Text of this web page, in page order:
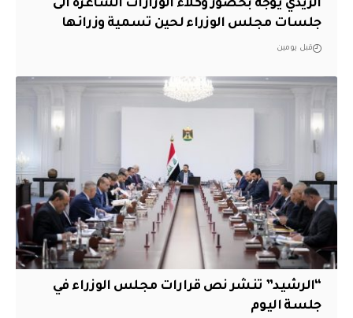
الزيدي يوجه بحضور وكلاء الوزارات الشاغرة الى
جلسات مجلس الوزراء لحين تسمية وزرائها
قبل يومين
“الرشيد” تنشر نص قرارات مجلس الوزراء في
جلسة اليوم